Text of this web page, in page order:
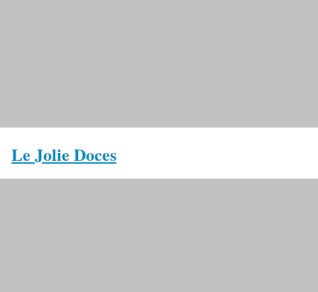
Le Jolie Doces